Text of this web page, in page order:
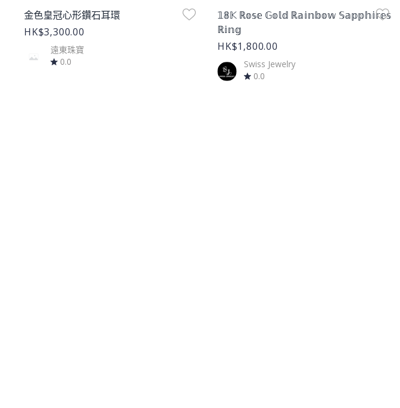
Product Image
金色皇冠心形鑽石耳環
HK$3,300.00
遠東珠寶
0.0
𝟙𝟠𝕂 ℝ𝕠𝕤𝕖 𝔾𝕠𝕝𝕕 ℝ𝕒𝕚𝕟𝕓𝕠𝕨 𝕊𝕒𝕡𝕡𝕙𝕚𝕣𝕖𝕤
ℝ𝕚𝕟𝕘
HK$1,800.00
Swiss Jewelry
0.0